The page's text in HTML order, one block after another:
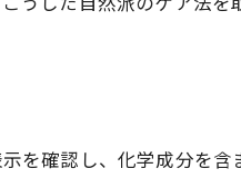
確認し、化学成分を含